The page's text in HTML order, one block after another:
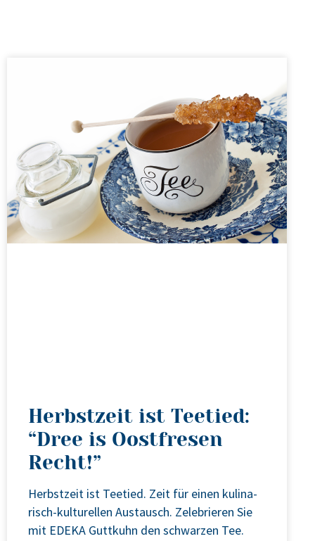
Herbstzeit ist Teetied:
“Dree is Oostfresen
Recht!”
Herbst­zeit ist Tee­tied. Zeit für einen kuli­na­
risch-kul­tu­rel­len Aus­tausch. Zele­brie­ren Sie
mit EDEKA Gutt­kuhn den schwar­zen Tee.